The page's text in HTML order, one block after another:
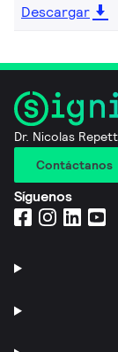
Descargar
Dr. Nicolas
Contáctanos
Síguenos